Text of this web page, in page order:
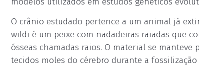
O crânio estudado pertence a um animal já
wildi é um peixe com nadadeiras raiadas que
ósseas chamadas raios. O material se
tecidos moles do cérebro durante a